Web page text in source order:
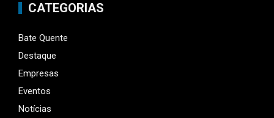
CATEGORIAS
Bate Quente
Destaque
Empresas
Eventos
Notícias